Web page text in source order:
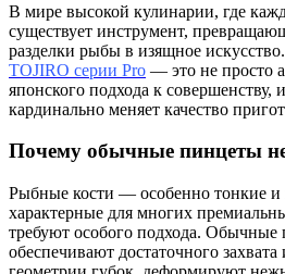
В мире высокой кулинарии, где
существует инструмент,
разделки рыбы в изящное искусство.
TOJIRO серии Pro — это не просто
японского подхода к совершенству,
кардинально меняет качество
Почему обычные пинцеты
Рыбные кости — особенно тонкие и
характерные для многих
требуют особого подхода. Обычные
обеспечивают достаточного